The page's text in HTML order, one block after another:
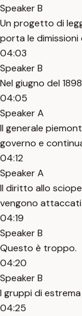
Speaker B
Un progetto di
porta le dimissioni
04:03
Speaker B
Nel giugno del
04:05
Speaker A
Il generale
governo e
04:12
Speaker A
Il diritto allo
vengono
04:19
Speaker B
Questo è troppo.
04:20
Speaker B
I gruppi di
04:25